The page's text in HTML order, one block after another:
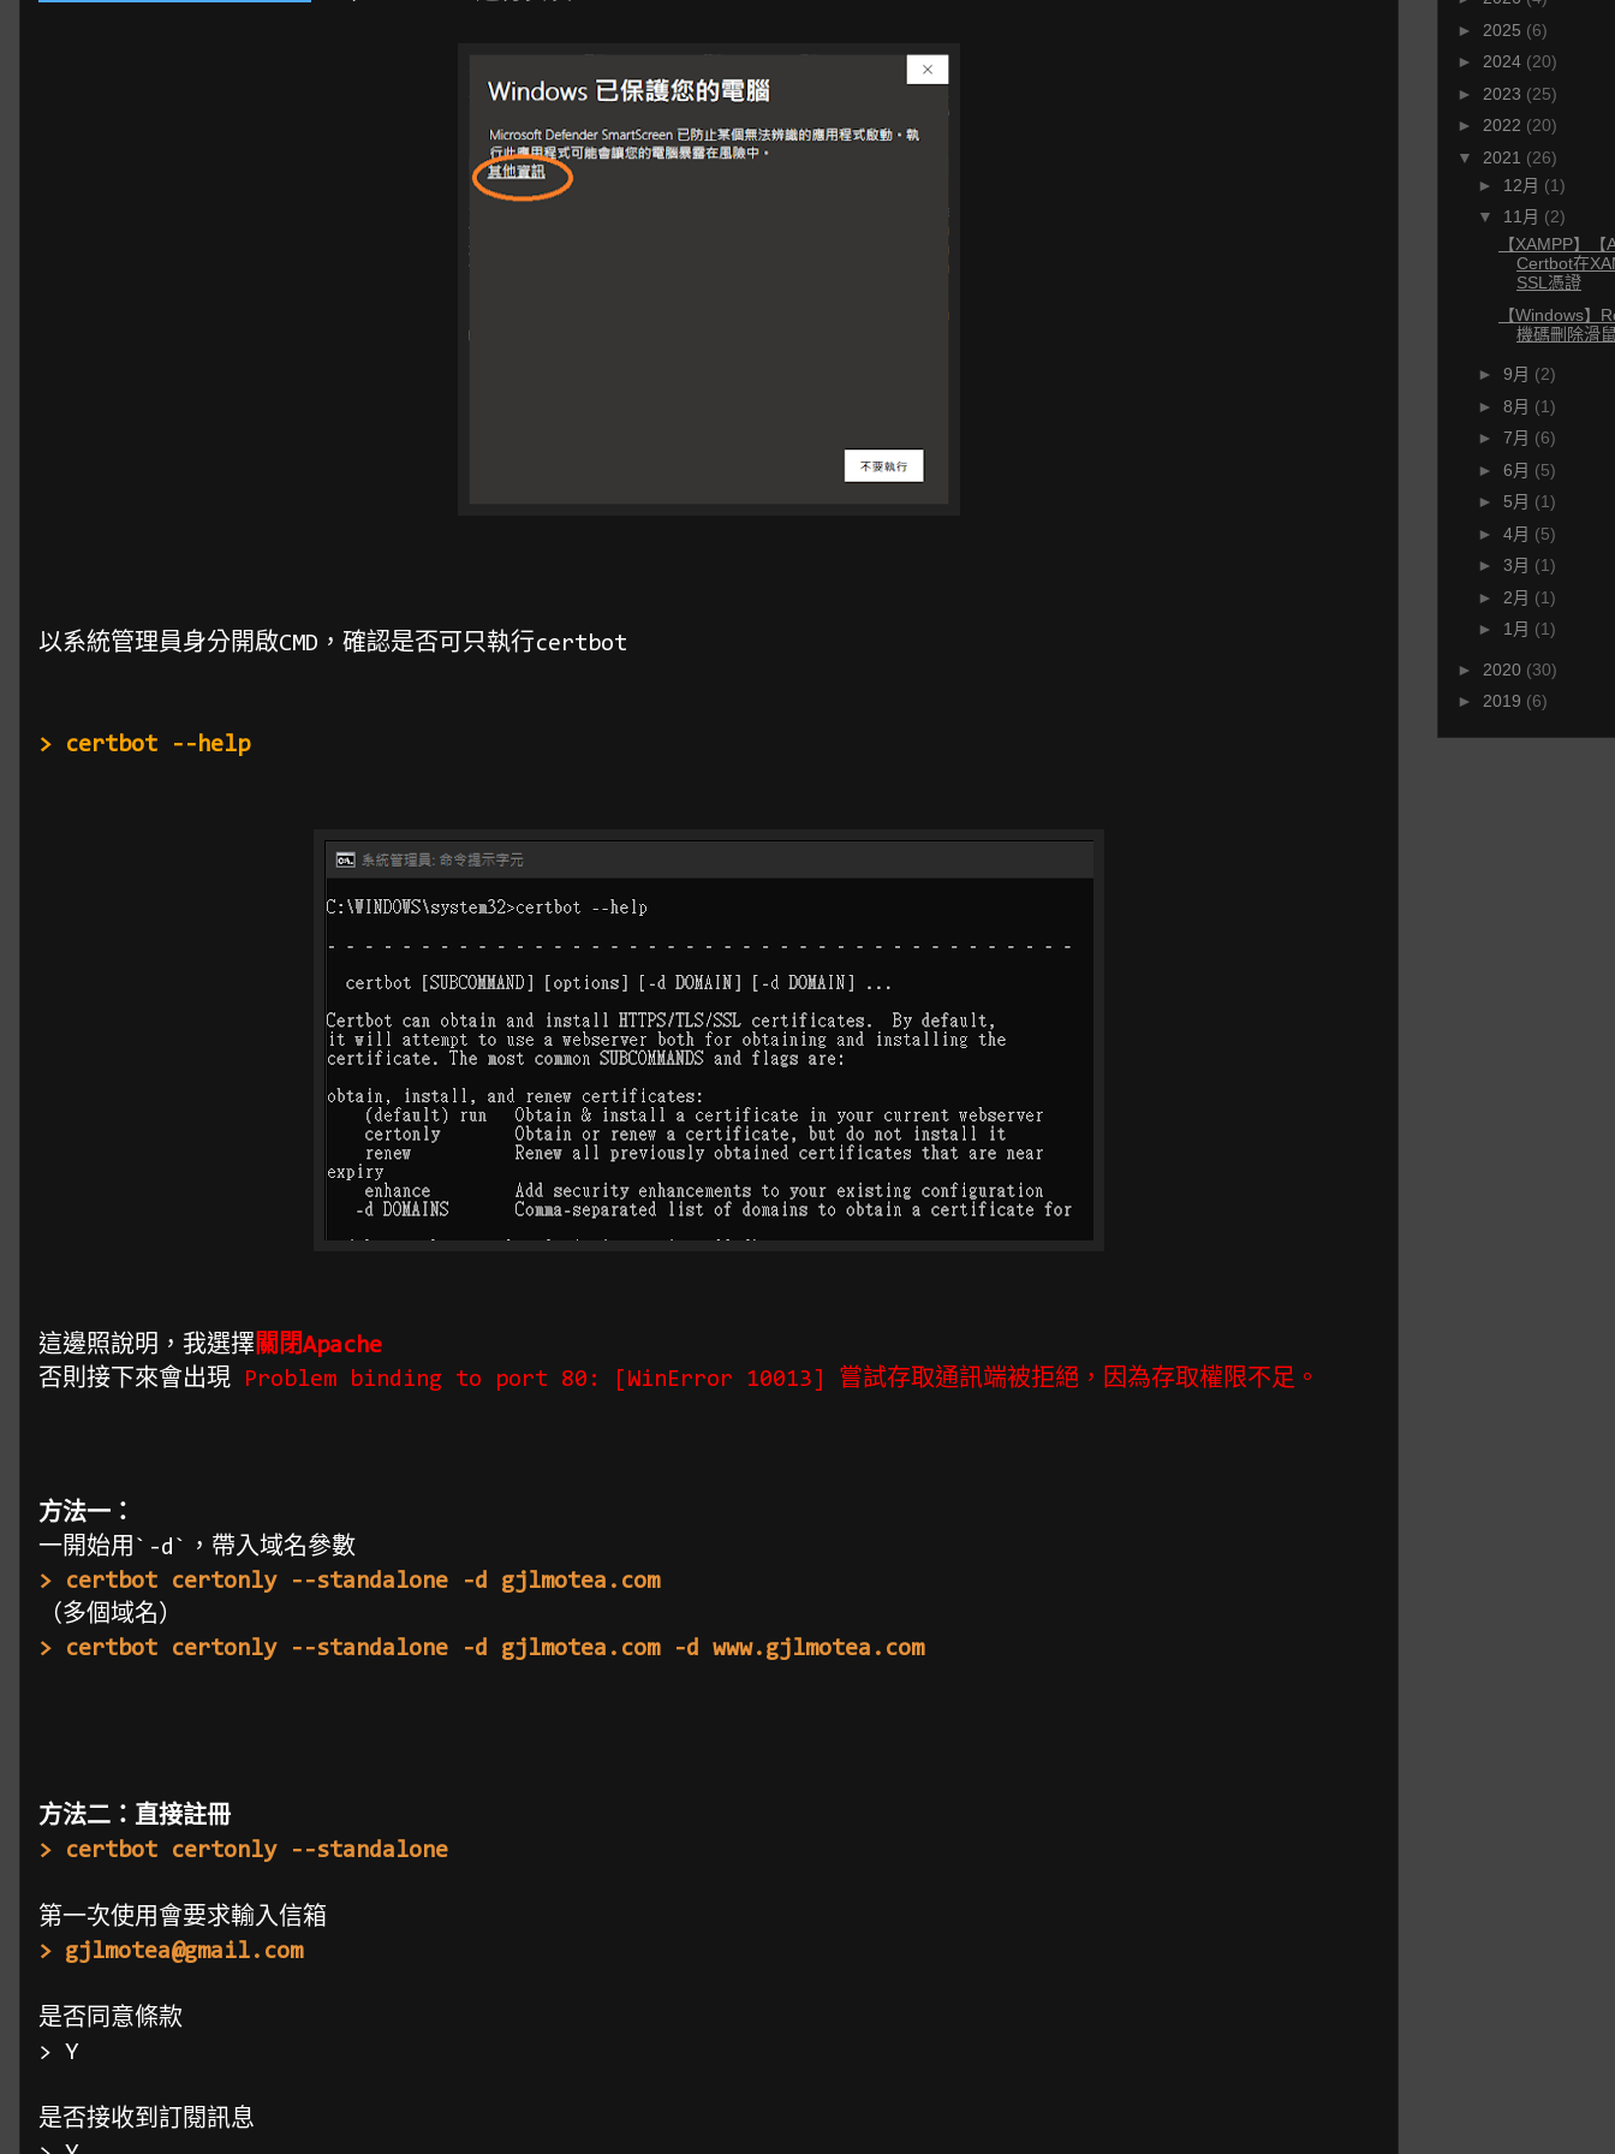
以系統管理員身分開啟CMD，確認是否可只執行certbot
> certbot --help
這邊照說明，我選擇 關閉Apache
否則接下來會出現 Problem binding to port 80: [WinError 10013] 嘗試存取通訊端被拒絕，因為存取權限不足。
方法一：
一開始用`-d`，帶入域名參數
> certbot certonly --standalone -d gjlmotea.com
（多個域名）
> certbot certonly --standalone -d gjlmotea.com -d www.gjlmotea.com
方法二：直接註冊
> certbot certonly --standalone
第一次使用會要求輸入信箱
> gjlmotea@gmail.com
是否同意條款
> Y
是否接收到訂閱訊息
► 2025 (6)
► 2024 (20)
► 2023 (25)
► 2022 (20)
▼ 2021 (26)
► 12月 (1)
▼ 11月 (2)
【XAMPP】
Certbot在
SSL憑證
【Windows】
機碼刪除滑
► 9月 (2)
► 8月 (1)
► 7月 (6)
► 6月 (5)
► 5月 (1)
► 4月 (5)
► 3月 (1)
► 2月 (1)
► 1月 (1)
► 2020 (30)
► 2019 (6)